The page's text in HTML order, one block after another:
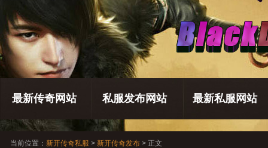
最新传奇网站 私服发布网站 最新私服网站
当前位置： 新开传奇私服 > 新开传奇发布 > 正文